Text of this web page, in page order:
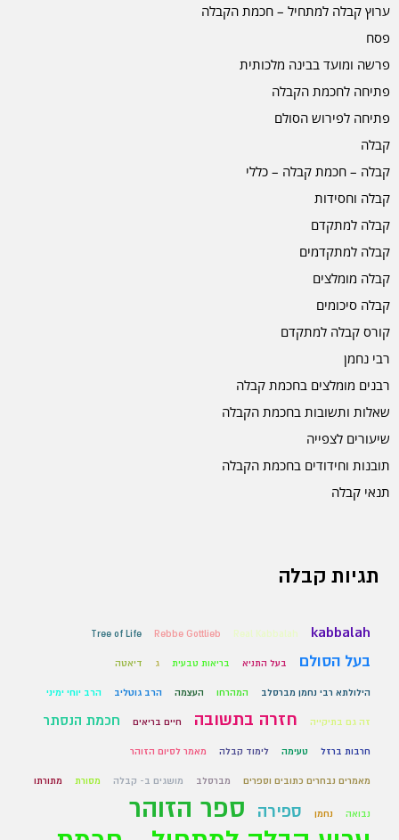
ערוץ קבלה למתחיל – חכמת הקבלה
פסח
פרשה ומועד בבינה מלכותית
פתיחה לחכמת הקבלה
פתיחה לפירוש הסולם
קבלה
קבלה – חכמת קבלה – כללי
קבלה וחסידות
קבלה למתקדם
קבלה למתקדמים
קבלה מומלצים
קבלה סיכומים
קורס קבלה למתקדם
רבי נחמן
רבנים מומלצים בחכמת קבלה
שאלות ותשובות בחכמת הקבלה
שיעורים לצפייה
תובנות וחידודים בחכמת הקבלה
תנאי קבלה
תגיות קבלה
kabbalah
Real Kabbalah
Rebbe Gottlieb
Tree of Life
בעל הסולם בעל התניא בריאות טבעית ג דיאטה
הילולתא רבי נחמן מברסלב המהרחו העצמה הרב גוטליב הרב יוחי ימיני
זה גם בתיקייה חזרה בתשובה חיים בריאים חכמת הנסתר
חרבות ברזל טעימה לימוד קבלה מאמר לסיום הזוהר
מאמרים נבחרים כתובים וספרים מברסלב מושגים ב- קבלה מסורת מתורתו
נבואה נחמן ספירה ספר הזוהר